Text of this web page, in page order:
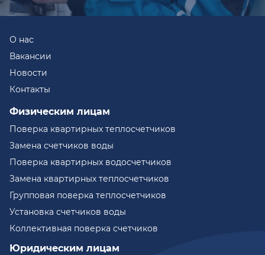
О нас
Вакансии
Новости
Контакты
Физическим лицам
Поверка квартирных теплосчетчиков
Замена счетчиков воды
Поверка квартирных водосчетчиков
Замена квартирных теплосчетчиков
Групповая поверка теплосчетчиков
Установка счетчиков воды
Коллективная поверка счетчиков
Юридическим лицам